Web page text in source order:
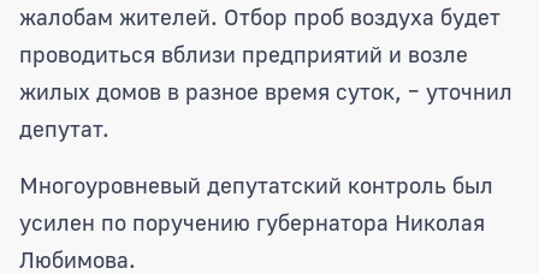
жалобам жителей. Отбор проб воздуха будет
проводиться вблизи предприятий и возле
жилых домов в разное время суток, – уточнил
депутат.
Многоуровневый депутатский контроль был
усилен по поручению губернатора Николая
Любимова.